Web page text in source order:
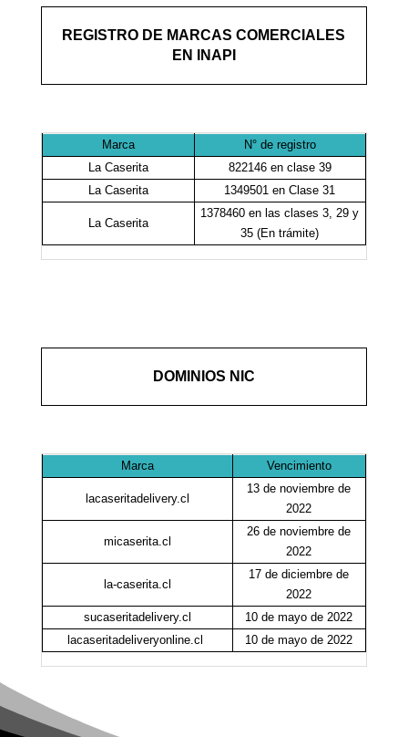
REGISTRO DE MARCAS COMERCIALES
EN INAPI
Marca
N° de registro
La Caserita
822146 en clase 39
La Caserita
1349501 en Clase 31
La Caserita
1378460 en las clases 3, 29 y
35 (En trámite)
DOMINIOS NIC
Marca Vencimiento
lacaseritadelivery.cl
13 de noviembre de
2022
micaserita.cl
26 de noviembre de
2022
la-caserita.cl
17 de diciembre de
2022
sucaseritadelivery.cl
10 de mayo de 2022
lacaseritadeliveryonline.cl
10 de mayo de 2022